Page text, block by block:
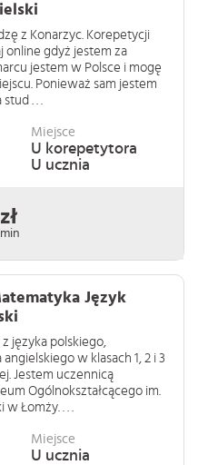
z Konarzyc. Korepetycji
online gdyż jestem za
jestem w Polsce i mogę
Ponieważ sam jestem
. . .
Miejsce
U korepetytora
U ucznia
Język
języka polskiego,
w klasach 1, 2 i 3
Jestem uczennicą
Ogólnokształcącego im.
w Łomży. . . .
Miejsce
U ucznia